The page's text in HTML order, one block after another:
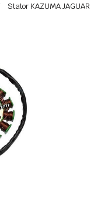
Stator KAZUMA JAGUAR